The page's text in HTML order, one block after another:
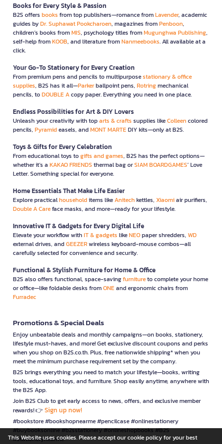
Books for Every Style & Passion
B2S offers books from top publishers—romance fromLavender, academic
guides byDr. Suphawat Pookcharoen, magazines fromPenboon,
children’s books fromMIS, psychology titles fromMugunghwa Publishing,
self-help fromKOOB, and literature fromNanmeebooks. All available at a
click.
Your Go-To Stationery for Every Creation
From premium pens and pencils to multipurposestationary & office
supplies, B2S has it all—Parkerballpoint pens, Rotringmechanical
pencils, toDOUBLE Acopy paper. Everything you need in one place.
Endless Possibilities for Art & DIY Lovers
Unleash your creativity with toparts & crafts supplies likeColleencolored
pencils, Pyramideasels, andMONT MARTEDIY kits—only at B2S.
Toys & Gifts for Every Celebration
From educational toys togifts and games, B2S has the perfect options—
whether it’s a KAKAO FRIENDS thermal bag orSIAM BOARDGAMES’ Love
Letter. Something special for everyone.
Home Essentials That Make Life Easier
Explore practicalhouseholditems likeAnitechkettles, Xiaomiair purifiers,
Double A Careface masks, and more—ready for your lifestyle.
Innovative IT & Gadgets for Every Digital Life
Elevate your workflow withIT & gadgets likeNEOpaper shredders, WD
external drives, andGEEZERwireless keyboard-mouse combos—all
carefully selected for convenience and security.
Functional & Stylish Furniture for Home & Office
B2S also offers functional, space-savingfurnitureto complete your home
or office—like foldable desks fromONEand ergonomic chairs from
Furradec
Promotions & Special Deals
Enjoy unbeatable deals and monthly campaigns—on books, stationery,
lifestyle must-haves, and more! Get exclusive discount coupons and perks
when you shop on B2S.co.th. Plus, free nationwide shipping* when you
meet the minimum purchase requirement set by the company.
B2S brings everything you need to match your lifestyle—books, writing
tools, educational toys, and furniture. Shop easily anytime, anywhere with
the B2S App.
Join B2S Club to get early access to news, offers, and exclusive member
rewards! 👉 Sign up now!
#bookstore #bookshopnearme #pencilcase #onlinestationery
#buybooksonline #b2sstationery #onlineshopbooks #B2S
#stationerynearme
This Website uses cookies. Please accept our cookie policy for your best